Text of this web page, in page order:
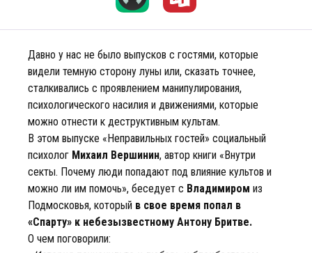
Давно у нас не было выпусков с гостями, которые
видели темную сторону луны или, сказать точнее,
сталкивались с проявлением манипулирования,
психологического насилия и движениями, которые
можно отнести к деструктивным культам.
В этом выпуске «Неправильных гостей» социальный
психолог Михаил Вершинин, автор книги «Внутри
секты. Почему люди попадают под влияние культов и
можно ли им помочь», беседует с Владимиром из
Подмосковья, который в свое время попал в
«Спарту» к небезызвестному Антону Бритве.
О чем поговорили: